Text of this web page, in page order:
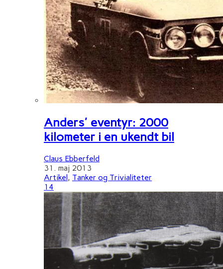
Anders' eventyr: 2000
kilometer i en ukendt bil
Claus Ebberfeld
31. maj 2013
Artikel , Tanker og Trivialiteter
14